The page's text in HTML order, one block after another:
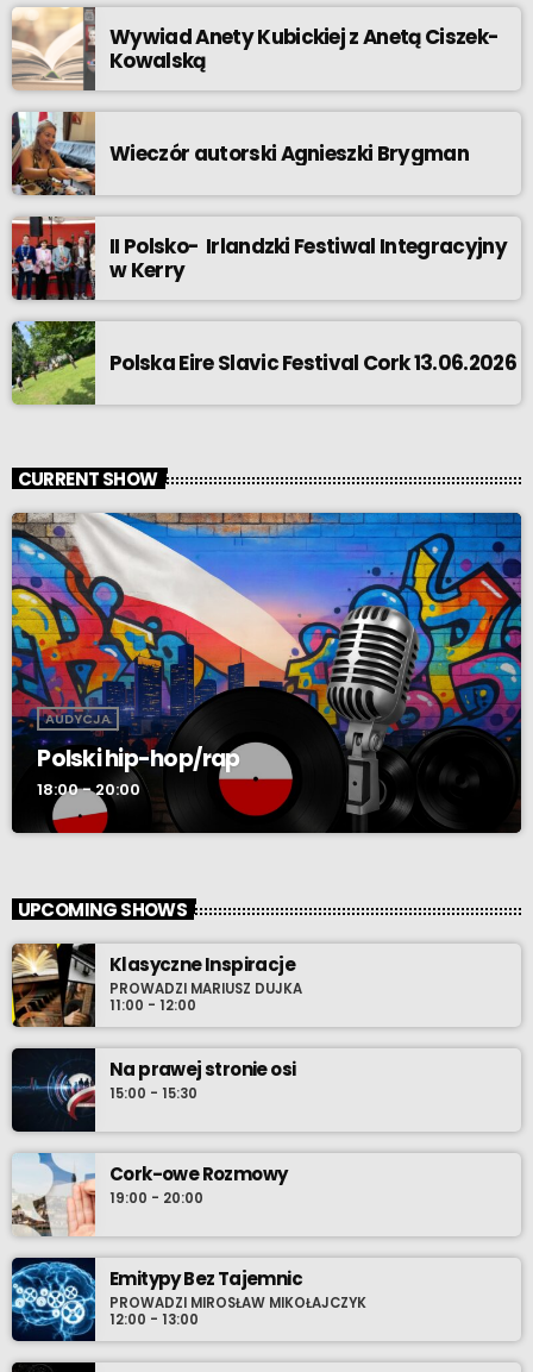
Wywiad Anety Kubickiej z Anetą Ciszek-
Kowalską
Wieczór autorski Agnieszki Brygman
II Polsko- Irlandzki Festiwal Integracyjny
w Kerry
Polska Eire Slavic Festival Cork 13.06.2026
CURRENT SHOW
AUDYCJA
Polski hip-hop/rap
18:00 - 20:00
UPCOMING SHOWS
Klasyczne Inspiracje
PROWADZI MARIUSZ DUJKA
11:00 - 12:00
Na prawej stronie osi
15:00 - 15:30
Cork-owe Rozmowy
19:00 - 20:00
Emitypy Bez Tajemnic
PROWADZI MIROSŁAW MIKOŁAJCZYK
12:00 - 13:00